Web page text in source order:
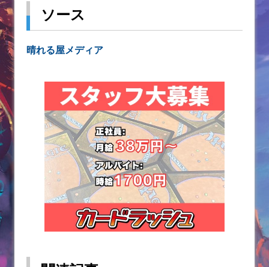
ソース
‪晴れる屋メディア‬